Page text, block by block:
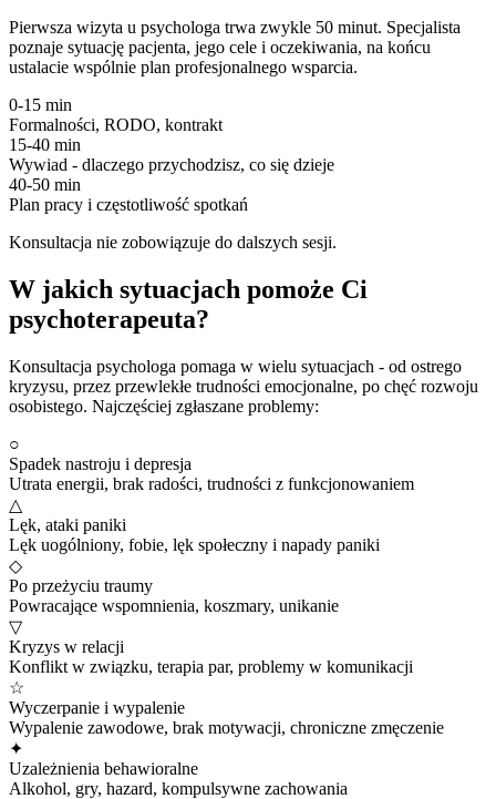
Pierwsza wizyta u psychologa trwa zwykle 50 minut. Specjalista
poznaje sytuację pacjenta, jego cele i oczekiwania, na końcu
ustalacie wspólnie plan profesjonalnego wsparcia.
0-15 min
Formalności, RODO, kontrakt
15-40 min
Wywiad - dlaczego przychodzisz, co się dzieje
40-50 min
Plan pracy i częstotliwość spotkań
Konsultacja nie zobowiązuje do dalszych sesji.
W jakich sytuacjach pomoże Ci
psychoterapeuta?
Konsultacja psychologa pomaga w wielu sytuacjach - od ostrego
kryzysu, przez przewlekłe trudności emocjonalne, po chęć rozwoju
osobistego. Najczęściej zgłaszane problemy:
○
Spadek nastroju i depresja
Utrata energii, brak radości, trudności z funkcjonowaniem
△
Lęk, ataki paniki
Lęk uogólniony, fobie, lęk społeczny i napady paniki
◇
Po przeżyciu traumy
Powracające wspomnienia, koszmary, unikanie
▽
Kryzys w relacji
Konflikt w związku, terapia par, problemy w komunikacji
☆
Wyczerpanie i wypalenie
Wypalenie zawodowe, brak motywacji, chroniczne zmęczenie
✦
Uzależnienia behawioralne
Alkohol, gry, hazard, kompulsywne zachowania